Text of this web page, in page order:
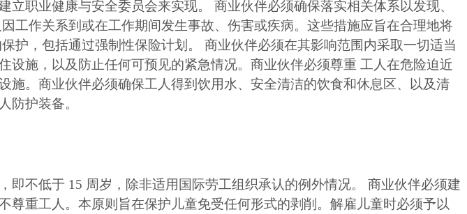
职业健康与安全委员会来实现。 商业伙伴必须确保落实相关体系以发现、
工作关系到或在工作期间发生事故、伤害或疾病。这些措施应旨在合理地将
护，包括通过强制性保险计划。 商业伙伴必须在其影响范围内采取一切适当
施，以及防止任何可预见的紧急情况。商业伙伴必须尊重 工人在危险迫近
。商业伙伴必须确保工人得到饮用水、安全清洁的饮食和休息区、以及清
防护装备。
不低于 15 周岁，除非适用国际劳工组织承认的例外情况。 商业伙伴必须建
重工人。本原则旨在保护儿童免受任何形式的剥削。解雇儿童时必须予以